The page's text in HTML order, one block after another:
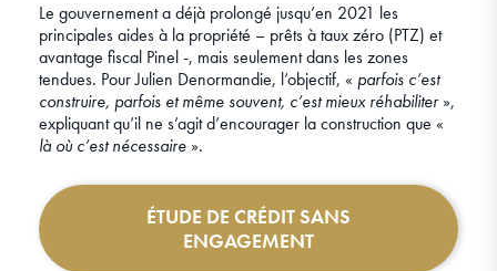
Le gouvernement a déjà prolongé jusqu’en 2021 les
principales aides à la propriété – prêts à taux zéro (PTZ) et
avantage fiscal Pinel -, mais seulement dans les zones
tendues. Pour Julien Denormandie, l’objectif, « parfois c’est
construire, parfois et même souvent, c’est mieux réhabiliter»,
expliquant qu’il ne s’agit d’encourager la construction que «
là où c’est nécessaire ».
ÉTUDE DE CRÉDIT SANS
ENGAGEMENT